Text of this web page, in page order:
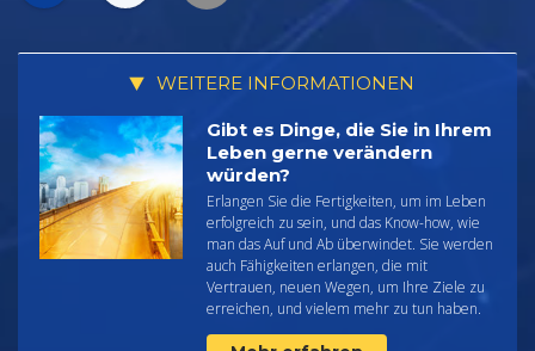
WEITERE INFORMATIONEN
Gibt es Dinge, die Sie in Ihrem
Leben gerne verändern
würden?
Erlangen Sie die Fertigkeiten, um im Leben
erfolgreich zu sein, und das Know-how, wie
man das Auf und Ab überwindet. Sie werden
auch Fähigkeiten erlangen, die mit
Vertrauen, neuen Wegen, um Ihre Ziele zu
erreichen, und vielem mehr zu tun haben.